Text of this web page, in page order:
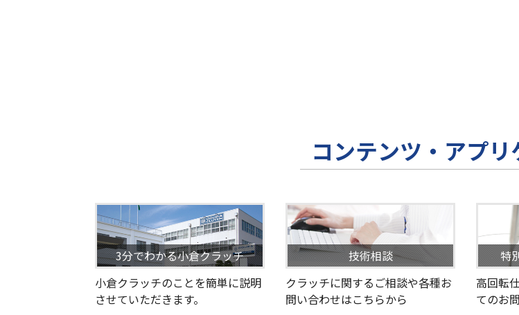
コンテンツ・アプリ
3分でわかる小倉クラッチ
小倉クラッチのことを簡単に説明
させていただきます。
技術相談
クラッチに関するご相談や各種お
問い合わせはこちらから
特
高回転
てのお